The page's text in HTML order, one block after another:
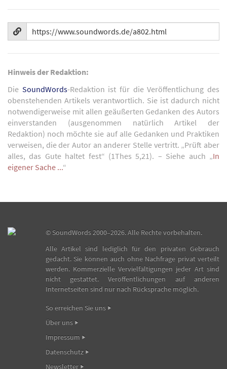
Hinweis der Redaktion:
Die SoundWords-Redaktion ist für die Veröffentlichung des
obenstehenden Artikels verantwortlich. Sie ist dadurch nicht
notwendigerweise mit allen geäußerten Gedanken des Autors
einverstanden (ausgenommen natürlich Artikel der
Redaktion) noch möchte sie auf alle Gedanken und Praktiken
verweisen, die der Autor an anderer Stelle vertritt. „Prüft aber
alles, das Gute haltet fest“ (1Thes 5,21). – Siehe auch „In
eigener Sache ...“
©SoundWords2000–2026. Alle Rechte vorbehalten.
Alle Artikel sind lediglich für den privaten Gebrauch
gedacht. Sie können auch ohne Nachfrage privat verteilt
werden. Kommerzielle Vervielfältigungen jeder Art sind
nicht gestattet. Veröffentlichungen auf anderen
Internetseiten sind nur nach Rücksprache möglich.
So erreichen Sie uns
Über uns
Impressum
Datenschutz
Newsletter